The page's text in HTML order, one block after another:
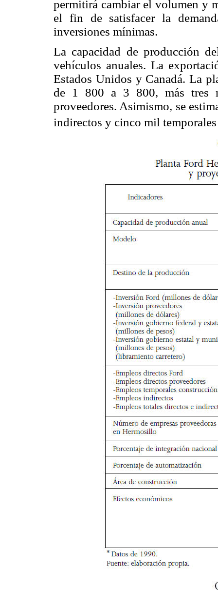
permitirá cambiar el volumen y
el fin de satisfacer la
inversiones mínimas.
La capacidad de producción
vehículos anuales. La
Estados Unidos y Canadá. La
de 1 800 a 3 800, más tres
proveedores. Asimismo, se
indirectos y cinco mil